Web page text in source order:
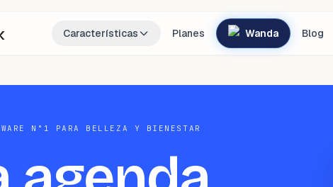
Características Planes Wanda Blog
N°1 PARA BELLEZA Y BIENESTAR